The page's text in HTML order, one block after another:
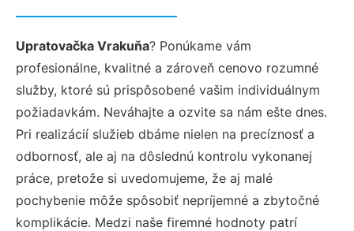
Upratovačka Vrakuňa? Ponúkame vám
profesionálne, kvalitné a zároveň cenovo rozumné
služby, ktoré sú prispôsobené vašim individuálnym
požiadavkám. Neváhajte a ozvite sa nám ešte dnes.
Pri realizácií služieb dbáme nielen na precíznosť a
odbornosť, ale aj na dôslednú kontrolu vykonanej
práce, pretože si uvedomujeme, že aj malé
pochybenie môže spôsobiť nepríjemné a zbytočné
komplikácie. Medzi naše firemné hodnoty patrí